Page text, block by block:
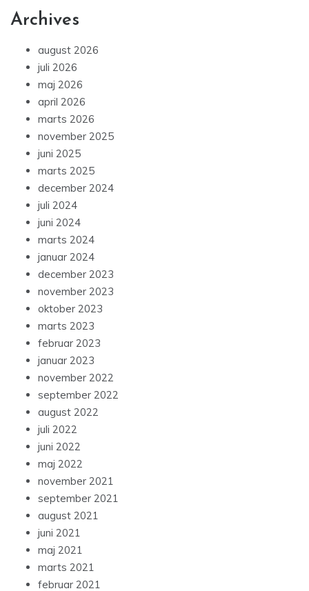
Archives
august 2026
juli 2026
maj 2026
april 2026
marts 2026
november 2025
juni 2025
marts 2025
december 2024
juli 2024
juni 2024
marts 2024
januar 2024
december 2023
november 2023
oktober 2023
marts 2023
februar 2023
januar 2023
november 2022
september 2022
august 2022
juli 2022
juni 2022
maj 2022
november 2021
september 2021
august 2021
juni 2021
maj 2021
marts 2021
februar 2021